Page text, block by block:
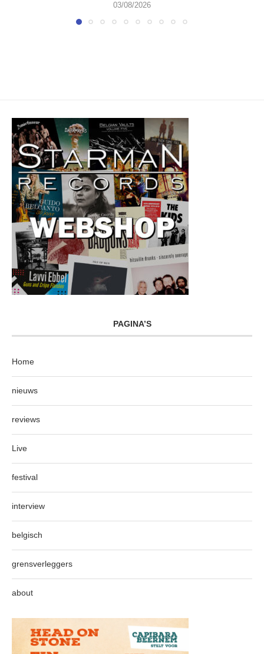
03/08/2026
PAGINA’S
Home
nieuws
reviews
Live
festival
interview
belgisch
grensverleggers
about